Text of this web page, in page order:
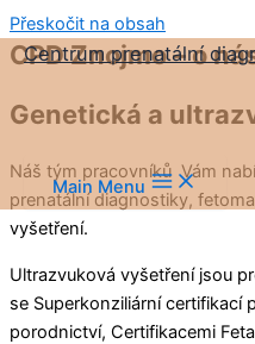
Přeskočit na obsah
Centrum prenatální
Main Menu
CPD Znojmo – o
Genetická a
Náš tým pracovníků Vám
prenatální diagnostiky,
vyšetření.
Ultrazvuková vyšetření jsou
se Superkonziliární certifikací
porodnictví, Certifikacemi